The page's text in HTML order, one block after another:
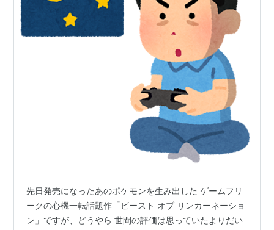
先日発売になったあのポケモンを生み出した ゲームフリ
ークの心機一転話題作「ビースト オブ リンカーネーショ
ン」ですが、どうやら 世間の評価は思っていたよりだい